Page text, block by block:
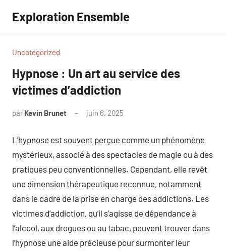
contenu
Exploration Ensemble
Uncategorized
Hypnose : Un art au service des
victimes d’addiction
par Kevin Brunet juin 6, 2025
L’hypnose est souvent perçue comme un phénomène
mystérieux, associé à des spectacles de magie ou à des
pratiques peu conventionnelles. Cependant, elle revêt
une dimension thérapeutique reconnue, notamment
dans le cadre de la prise en charge des addictions. Les
victimes d’addiction, qu’il s’agisse de dépendance à
l’alcool, aux drogues ou au tabac, peuvent trouver dans
l’hypnose une aide précieuse pour surmonter leur